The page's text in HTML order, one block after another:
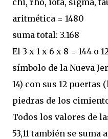
aritmética = 1480
suma total: 3.168
El 3 x 1 x 6 x 8 = 144 o
símbolo de la Nueva
14) con sus 12 puertas
piedras de los
Todos los valores de
53,11 también se suma